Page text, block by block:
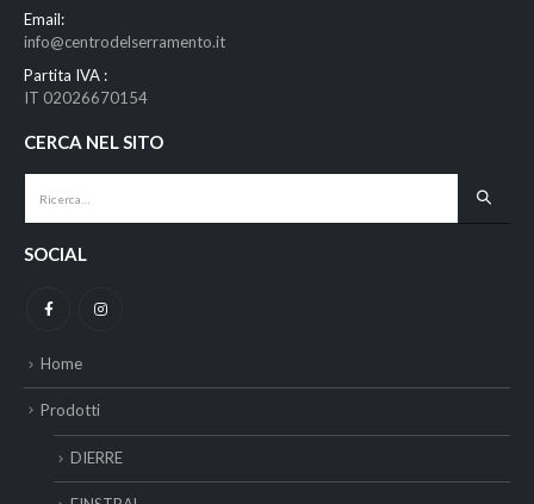
Email:
info@centrodelserramento.it
Partita IVA :
IT 02026670154
CERCA NEL SITO
SOCIAL
Home
Prodotti
DIERRE